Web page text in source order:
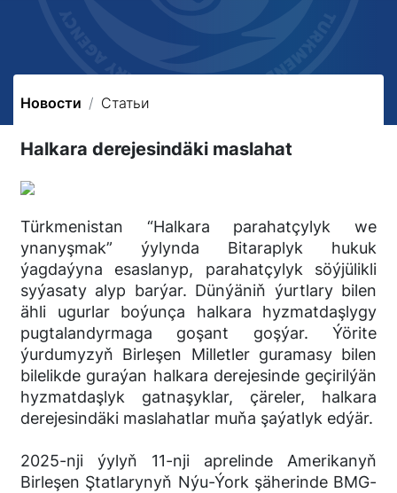
Новости Статьи
Halkara derejesindäki maslahat
Türkmenistan “Halkara parahatçylyk we
ynanyşmak” ýylynda Bitaraplyk hukuk
ýagdaýyna esaslanyp, parahatçylyk söýjülikli
syýasaty alyp barýar. Dünýäniň ýurtlary bilen
ähli ugurlar boýunça halkara hyzmatdaşlygy
pugtalandyrmaga goşant goşýar. Ýörite
ýurdumyzyň Birleşen Milletler guramasy bilen
bilelikde guraýan halkara derejesinde geçirilýän
hyzmatdaşlyk gatnaşyklar, çäreler, halkara
derejesindäki maslahatlar muňa şaýatlyk edýär.
2025-nji ýylyň 11-nji aprelinde Amerikanyň
Birleşen Ştatlarynyň Nýu-Ýork şäherinde BMG-